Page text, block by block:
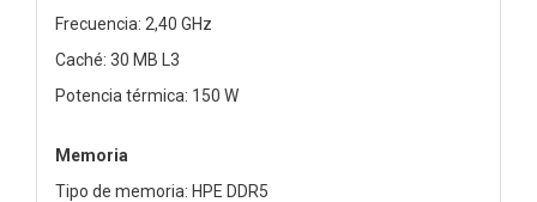
Frecuencia: 2,40 GHz
Caché: 30 MB L3
Potencia térmica: 150 W
Memoria
Tipo de memoria: HPE DDR5